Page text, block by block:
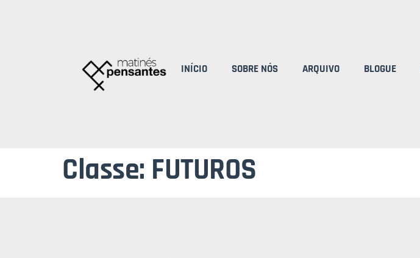
INÍCIO SOBRE NÓS ARQUIVO BLOGUE
Classe: FUTUROS